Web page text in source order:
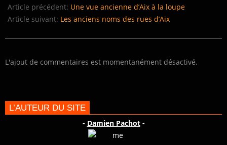
01-
19
Article précédent: Une vue ancienne d’Aix à la loupe
Article suivant: Les anciens noms des rues d’Aix
L'ajout de commentaires est momentanément désactivé.
L’AUTEUR DU SITE
- Damien Pachot-